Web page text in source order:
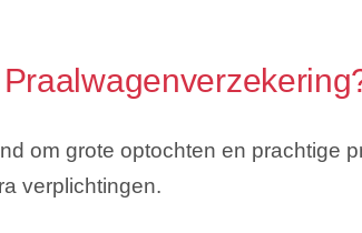
om grote optochten en prachtige
verplichtingen.